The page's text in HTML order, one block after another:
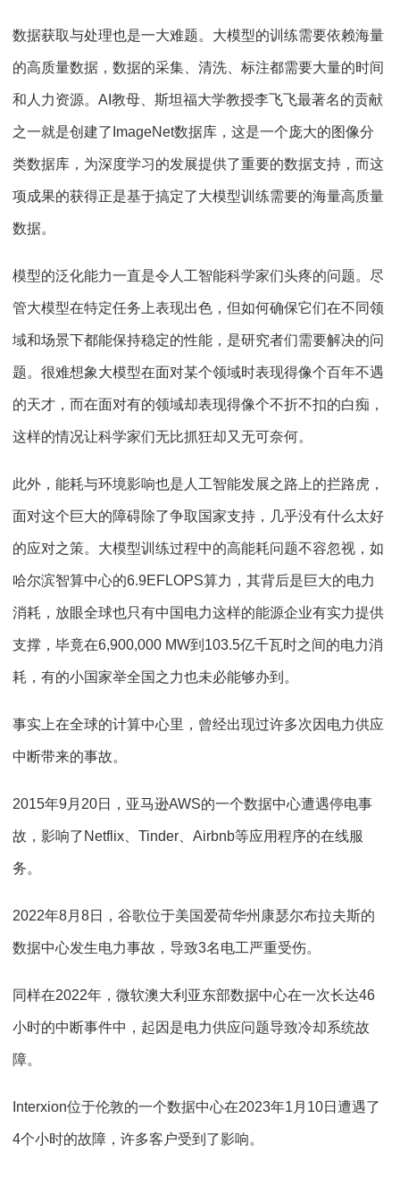
数据获取与处理也是一大难题。大模型的训练需要依赖海量
的高质量数据，数据的采集、清洗、标注都需要大量的时间
和人力资源。 AI 教母、斯坦福大学教授李飞飞最著名的贡献
之一就是创建了 ImageNet数据库，这是一个庞大的图像分
类数据库，为深度学习的发展提供了重要的数据支持，而这
项成果的获得正是基于搞定了大模型训练需要的海量高质量
数据。
模型的泛化能力一直是令人工智能科学家们头疼的问题。尽
管大模型在特定任务上表现出色，但如何确保它们在不同领
域和场景下都能保持稳定的性能，是研究者们需要解决的问
题。很难想象大模型在面对某个领域时表现得像个百年不遇
的天才，而在面对有的领域却表现得像个不折不扣的白痴，
这样的情况让科学家们无比抓狂却又无可奈何。
此外，能耗与环境影响也是人工智能发展之路上的拦路虎，
面对这个巨大的障碍除了争取国家支持，几乎没有什么太好
的应对之策。大模型训练过程中的高能耗问题不容忽视，如
哈尔滨智算中心的6.9EFLOPS算力，其背后是巨大的电力
消耗，放眼全球也只有中国电力这样的能源企业有实力提供
支撑，毕竟在6,900,000 MW到 103.5亿千瓦时之间的电力消
耗，有的小国家举全国之力也未必能够办到。
事实上在全球的计算中心里，曾经出现过许多次因电力供应
中断带来的事故。
2015年9月 20日，亚马逊AWS的一个数据中心遭遇停电事
故，影响了 Netflix Tinder Airbnb等应用程序的在线服
务。
2022年8月 8日，谷歌位于美国爱荷华州康瑟尔布拉夫斯的
数据中心发生电力事故，导致3名电工严重受伤。
同样在2022年，微软澳大利亚东部数据中心在一次长达46
小时的中断事件中，起因是电力供应问题导致冷却系统故
障。
Interxion位于伦敦的一个数据中心在2023年1 月 10日遭遇了
4个小时的故障，许多客户受到了影响。